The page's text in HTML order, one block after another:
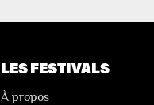
LES FESTIVALS
À propos